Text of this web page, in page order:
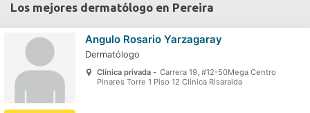
¿Eres un doctor?
Los mejores dermatólogo en Pereira
Angulo Rosario Yarzagaray
Dermatólogo
Clínica privada - Carrera 19, #12-50Mega Centro
Pinares Torre 1 Piso 12 Clinica Risaralda